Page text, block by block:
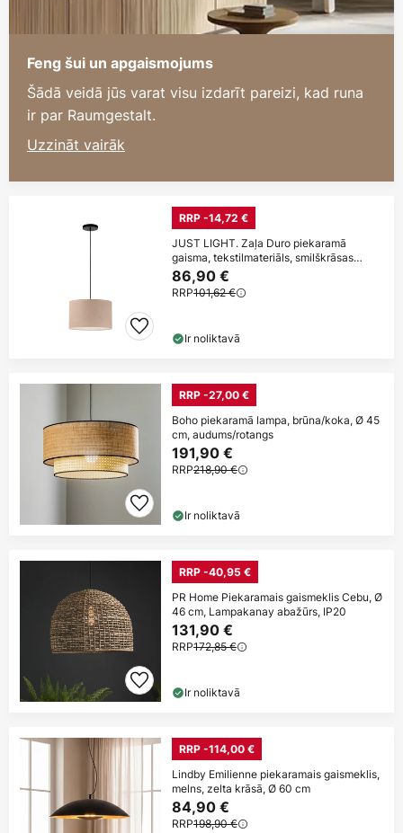
Feng šui un apgaismojums
Šādā veidā jūs varat visu izdarīt pareizi, kad runa
ir par Raumgestalt.
Uzzināt vairāk
RRP -14,72 €
JUST LIGHT. Zaļa Duro piekaramā
gaisma, tekstilmateriāls, smilškrāsas
krāsā
86,90 €
RRP101,62 €
Ir noliktavā
RRP -27,00 €
Boho piekaramā lampa, brūna/koka, Ø 45
cm, audums/rotangs
191,90 €
RRP218,90 €
Ir noliktavā
RRP -40,95 €
PR Home Piekaramais gaismeklis Cebu, Ø
46 cm, Lampakanay abažūrs, IP20
131,90 €
RRP172,85 €
Ir noliktavā
RRP -114,00 €
Lindby Emilienne piekaramais gaismeklis,
melns, zelta krāsā, Ø 60 cm
84,90 €
RRP198,90 €